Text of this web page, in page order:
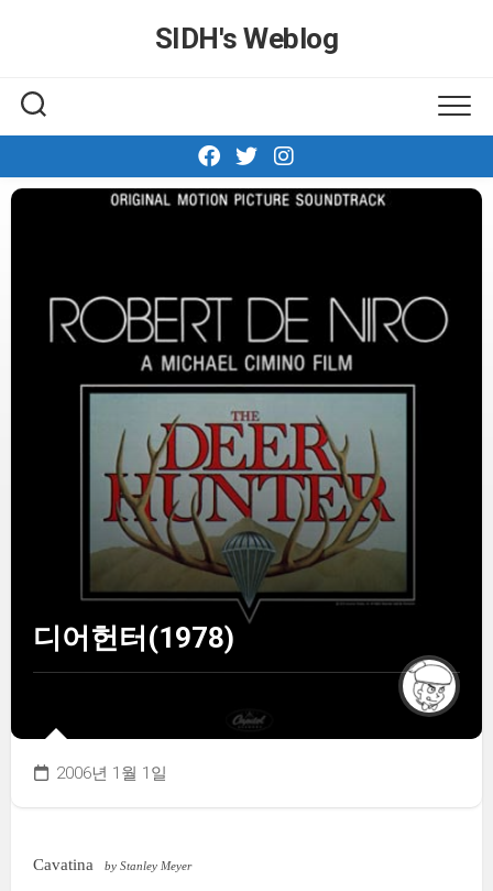
SIDH′s Weblog
디어헌터(1978)
2006년 1월 1일
Cavatina by Stanley Meyer